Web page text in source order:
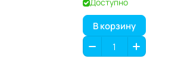
В корзину